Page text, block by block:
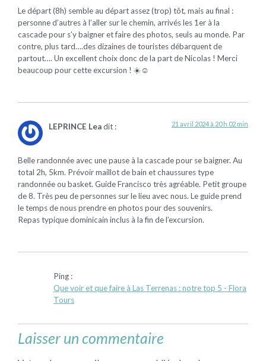
Le départ (8h) semble au départ assez (trop) tôt, mais au final :
personne d’autres à l’aller sur le chemin, arrivés les 1er à la
cascade pour s’y baigner et faire des photos, seuls au monde. Par
contre, plus tard….des dizaines de touristes débarquent de
partout…. Un excellent choix donc de la part de Nicolas ! Merci
beaucoup pour cette excursion ! ☀️☺️
LEPRINCE Leadit : 21 avril 2024 à 20 h 02 min
Belle randonnée avec une pause à la cascade pour se baigner. Au
total 2h, 5km. Prévoir maillot de bain et chaussures type
randonnée ou basket. Guide Francisco très agréable. Petit groupe
de 8. Très peu de personnes sur le lieu avec nous. Le guide prend
le temps de nous prendre en photos pour des souvenirs.
Repas typique dominicain inclus à la fin de l’excursion.
Ping :
Que voir et que faire à Las Terrenas : notre top 5 - Flora
Tours
Laisser un commentaire